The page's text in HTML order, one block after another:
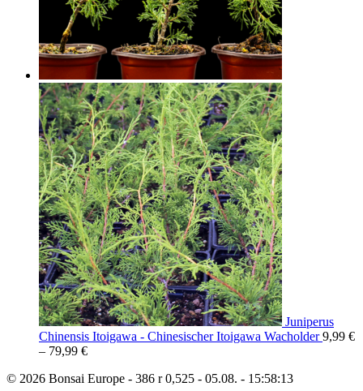
Juniperus
Chinensis Itoigawa - Chinesischer Itoigawa Wacholder 9,99 €
– 79,99 €
© 2026 Bonsai Europe - 386 r 0,525 - 05.08. - 15:58:13